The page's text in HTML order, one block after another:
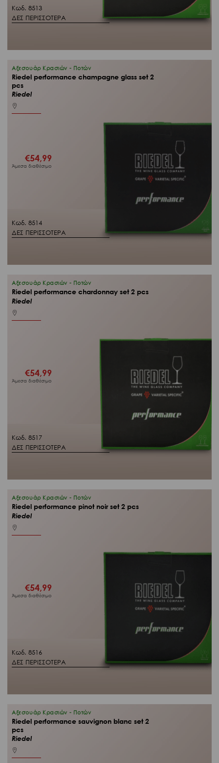
Κωδ. 8513
ΔΕΣ ΠΕΡΙΣΣΟΤΕΡΑ
Κωδ. 8514
ΔΕΣ ΠΕΡΙΣΣΟΤΕΡΑ
Αξεσουάρ Κρασιών - Ποτών
Riedel performance champagne glass set 2
pcs
Riedel
€54,99
Άμεσα διαθέσιμο
Κωδ. 8517
ΔΕΣ ΠΕΡΙΣΣΟΤΕΡΑ
Αξεσουάρ Κρασιών - Ποτών
Riedel performance chardonnay set 2 pcs
Riedel
€54,99
Άμεσα διαθέσιμο
Κωδ. 8516
ΔΕΣ ΠΕΡΙΣΣΟΤΕΡΑ
Αξεσουάρ Κρασιών - Ποτών
Riedel performance pinot noir set 2 pcs
Riedel
€54,99
Άμεσα διαθέσιμο
Αξεσουάρ Κρασιών - Ποτών
Riedel performance sauvignon blanc set 2
pcs
Riedel